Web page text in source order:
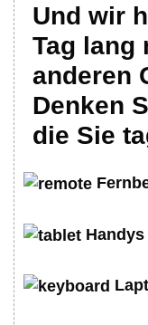
Und wir
Tag lang
anderen
Denken
die Sie
Handys